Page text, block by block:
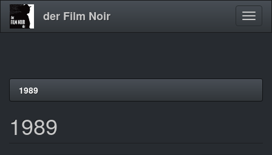
Direkt
der Film Noir
1989
1989